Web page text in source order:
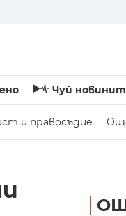
Чуй
и правосъдие